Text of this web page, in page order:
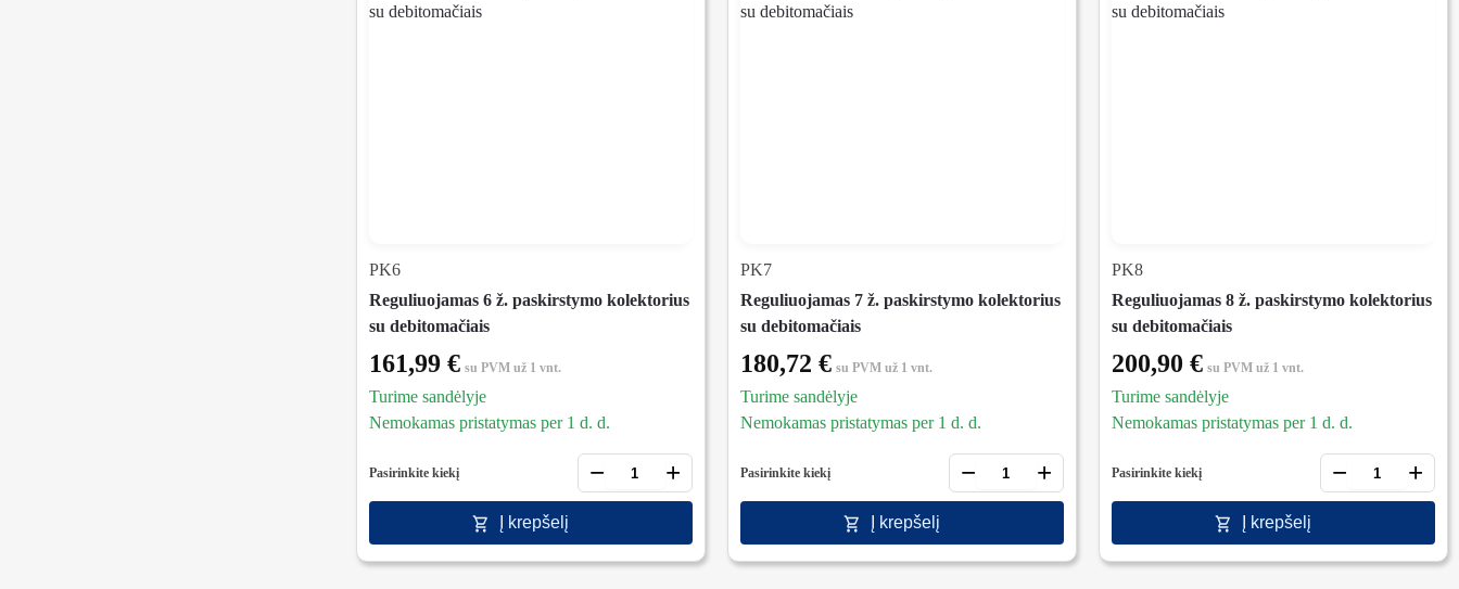
PK6
Reguliuojamas 6 ž. paskirstymo kolektorius
su debitomačiais
161,99 € su PVMuž 1 vnt.
Turime sandėlyje
Nemokamas pristatymas per 1 d. d.
Pasirinkite kiekį − +
Į krepšelį
PK7
Reguliuojamas 7 ž. paskirstymo kolektorius
su debitomačiais
180,72 € su PVMuž 1 vnt.
Turime sandėlyje
Nemokamas pristatymas per 1 d. d.
Pasirinkite kiekį − +
Į krepšelį
PK8
Reguliuojamas 8 ž. paskirstymo kolektorius
su debitomačiais
200,90 € su PVMuž 1 vnt.
Turime sandėlyje
Nemokamas pristatymas per 1 d. d.
Pasirinkite kiekį − +
Į krepšelį